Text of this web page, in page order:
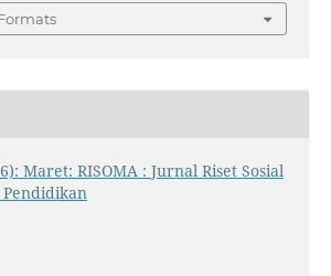
Maret: RISOMA : Jurnal Riset Sosial